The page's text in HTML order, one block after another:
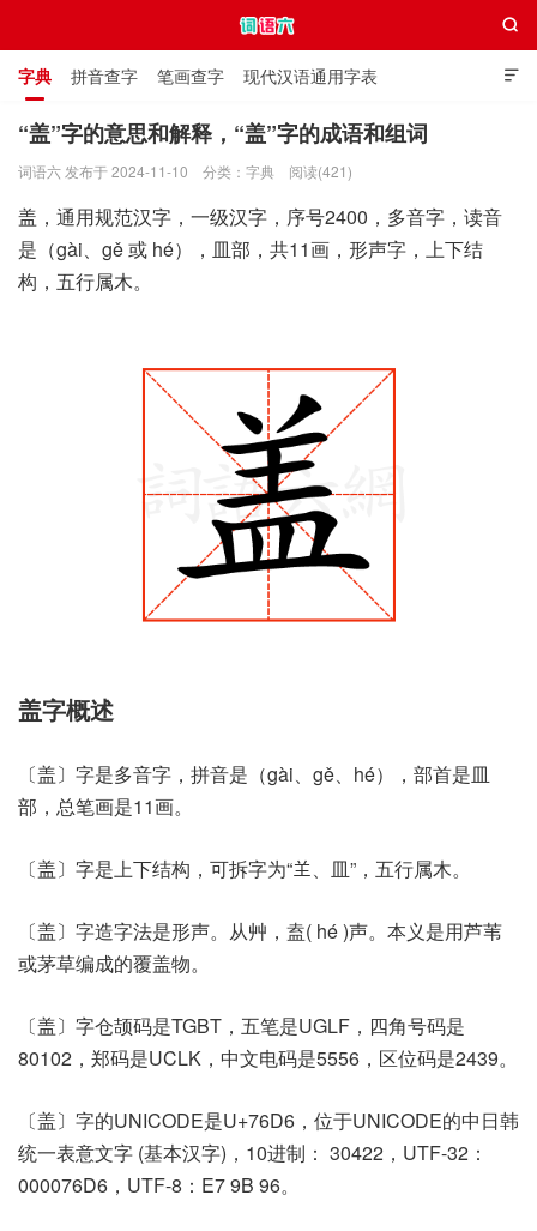

字典 拼音查字 笔画查字 现代汉语通用字表
通用规范汉字表 叠字大全 独体字大全 极简英语词典

“盖”字的意思和解释，“盖”字的成语和组词
词语六 发布于 2024-11-10 分类： 字典 阅读(421)
盖，通用规范汉字，一级汉字，序号2400，多音字，读音
是（gài、gě 或 hé），皿部，共11画，形声字，上下结
构，五行属木。
盖字概述
〔盖〕字是多音字，拼音是（gài、gě、hé），部首是皿
部，总笔画是11画。
〔盖〕字是上下结构，可拆字为“𦍌、皿”，五行属木。
〔盖〕字造字法是形声。从艸，盍( hé )声。本义是用芦苇
或茅草编成的覆盖物。
〔盖〕字仓颉码是TGBT，五笔是UGLF，四角号码是
80102，郑码是UCLK，中文电码是5556，区位码是2439。
〔盖〕字的UNICODE是U+76D6，位于UNICODE的中日韩
统一表意文字 (基本汉字)，10进制： 30422，UTF-32：
000076D6，UTF-8：E7 9B 96。